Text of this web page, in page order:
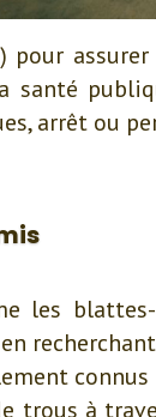
santé
arrêt ou
les
trous à